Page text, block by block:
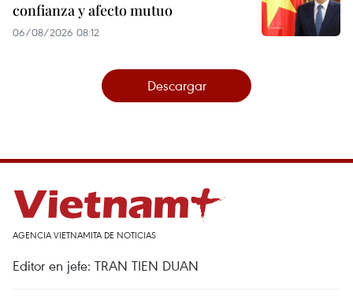
confianza y afecto mutuo
06/08/2026 08:12
Descargar
AGENCIA VIETNAMITA DE NOTICIAS
Editor en jefe: TRAN TIEN DUAN